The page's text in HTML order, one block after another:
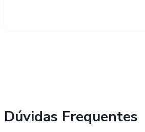
Dúvidas Frequentes